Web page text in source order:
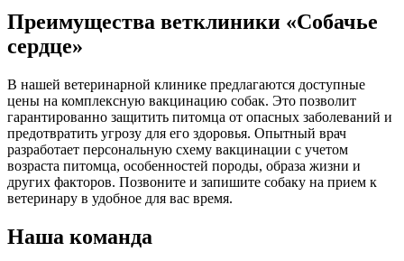
Преимущества ветклиники «Собачье
сердце»
В нашей ветеринарной клинике предлагаются доступные
цены на комплексную вакцинацию собак. Это позволит
гарантированно защитить питомца от опасных заболеваний и
предотвратить угрозу для его здоровья. Опытный врач
разработает персональную схему вакцинации с учетом
возраста питомца, особенностей породы, образа жизни и
других факторов. Позвоните и запишите собаку на прием к
ветеринару в удобное для вас время.
Наша команда